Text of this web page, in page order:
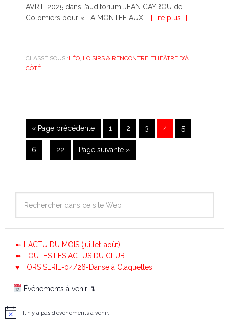
AVRIL 2025 dans l’auditorium JEAN CAYROU de
Colomiers pour « LA MONTEE AUX …
[Lire plus...]
CLASSÉ SOUS :LÉO, LOISIRS & RENCONTRE, THÉÂTRE D'À
CÔTÉ
« Page précédente 1 2 3 4 5
6 22 Page suivante »
➼ L'ACTU DU MOIS (juillet-août)
➽ TOUTES LES ACTUS DU CLUB
♥ HORS SERIE-04/26-Danse à Claquettes
Événements à venir ↴
N
Il n’y a pas d’évènements à venir.